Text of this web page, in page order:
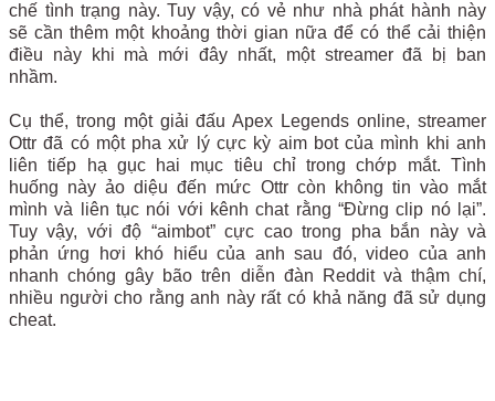
chế tình trạng này. Tuy vậy, có vẻ như nhà phát hành này
sẽ cần thêm một khoảng thời gian nữa để có thể cải thiện
điều này khi mà mới đây nhất, một streamer đã bị ban
nhầm.
Cụ thể, trong một giải đấu Apex Legends online, streamer
Ottr đã có một pha xử lý cực kỳ aim bot của mình khi anh
liên tiếp hạ gục hai mục tiêu chỉ trong chớp mắt. Tình
huống này ảo diệu đến mức Ottr còn không tin vào mắt
mình và liên tục nói với kênh chat rằng “Đừng clip nó lại”.
Tuy vậy, với độ “aimbot” cực cao trong pha bắn này và
phản ứng hơi khó hiểu của anh sau đó, video của anh
nhanh chóng gây bão trên diễn đàn Reddit và thậm chí,
nhiều người cho rằng anh này rất có khả năng đã sử dụng
cheat.